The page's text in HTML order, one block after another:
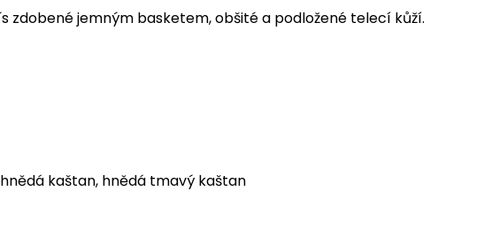
jemným basketem, obšité a podložené telecí kůží.
kaštan, hnědá tmavý kaštan